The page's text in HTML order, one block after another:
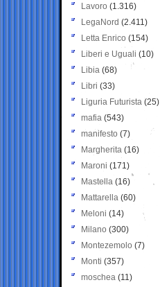
Lavoro (1.316)
LegaNord (2.411)
Letta Enrico (154)
Liberi e Uguali (10)
Libia (68)
Libri (33)
Liguria Futurista (25)
mafia (543)
manifesto (7)
Margherita (16)
Maroni (171)
Mastella (16)
Mattarella (60)
Meloni (14)
Milano (300)
Montezemolo (7)
Monti (357)
moschea (11)